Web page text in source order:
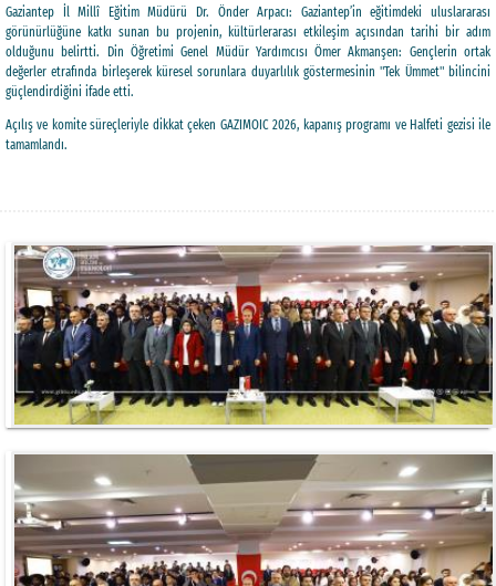
Gaziantep İl Millî Eğitim Müdürü Dr. Önder Arpacı: Gaziantep’in eğitimdeki uluslararası
görünürlüğüne katkı sunan bu projenin, kültürlerarası etkileşim açısından tarihi bir adım
olduğunu belirtti. Din Öğretimi Genel Müdür Yardımcısı Ömer Akmanşen: Gençlerin ortak
değerler etrafında birleşerek küresel sorunlara duyarlılık göstermesinin "Tek Ümmet" bilincini
güçlendirdiğini ifade etti.
Açılış ve komite süreçleriyle dikkat çeken GAZIMOIC 2026, kapanış programı ve Halfeti gezisi ile
tamamlandı.